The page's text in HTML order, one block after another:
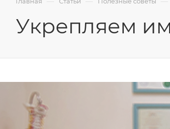
Укрепляем